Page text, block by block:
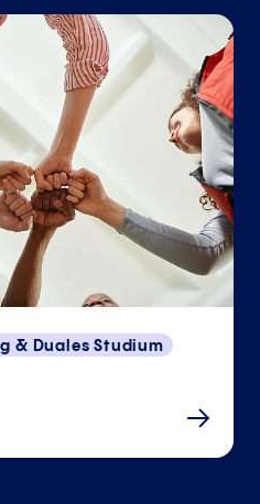
& Duales Studium